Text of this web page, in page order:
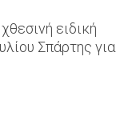
ειδική
Σπάρτης για